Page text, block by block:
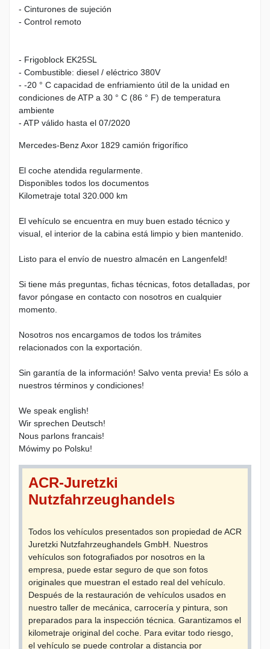
- Cinturones de sujeción
- Control remoto
- Frigoblock EK25SL
- Combustible: diesel / eléctrico 380V
- -20 ° C capacidad de enfriamiento útil de la unidad en
condiciones de ATP a 30 ° C (86 ° F) de temperatura
ambiente
- ATP válido hasta el 07/2020
Mercedes-Benz Axor 1829 camión frigorífico
El coche atendida regularmente.
Disponibles todos los documentos
Kilometraje total 320.000 km
El vehículo se encuentra en muy buen estado técnico y
visual, el interior de la cabina está limpio y bien mantenido.
Listo para el envío de nuestro almacén en Langenfeld!
Si tiene más preguntas, fichas técnicas, fotos detalladas, por
favor póngase en contacto con nosotros en cualquier
momento.
Nosotros nos encargamos de todos los trámites
relacionados con la exportación.
Sin garantía de la información! Salvo venta previa! Es sólo a
nuestros términos y condiciones!
We speak english!
Wir sprechen Deutsch!
Nous parlons francais!
Mówimy po Polsku!
ACR-Juretzki
Nutzfahrzeughandels
Todos los vehículos presentados son propiedad de ACR
Juretzki Nutzfahrzeughandels GmbH. Nuestros
vehículos son fotografiados por nosotros en la
empresa, puede estar seguro de que son fotos
originales que muestran el estado real del vehículo.
Después de la restauración de vehículos usados ​​en
nuestro taller de mecánica, carrocería y pintura, son
preparados para la inspección técnica. Garantizamos el
kilometraje original del coche. Para evitar todo riesgo,
el vehículo se puede controlar a distancia por